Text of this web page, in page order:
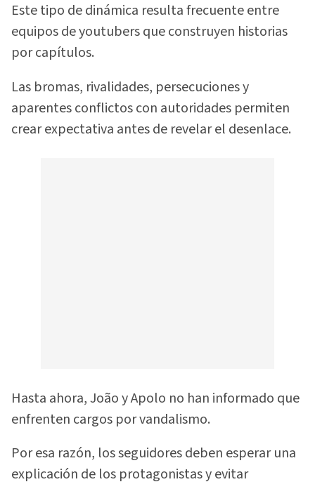
Este tipo de dinámica resulta frecuente entre
equipos de youtubers que construyen historias
por capítulos.
Las bromas, rivalidades, persecuciones y
aparentes conflictos con autoridades permiten
crear expectativa antes de revelar el desenlace.
Hasta ahora, João y Apolo no han informado que
enfrenten cargos por vandalismo.
Por esa razón, los seguidores deben esperar una
explicación de los protagonistas y evitar